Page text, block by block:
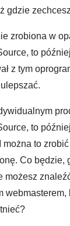
gdzie
zrobiona w
to
z tym
to
to
Co będzie,
możesz
webmasterem,